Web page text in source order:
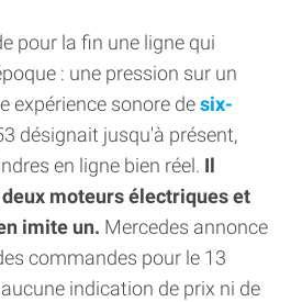
pour la fin une ligne qui
: une pression sur un
expérience sonore desix-
désignait jusqu'à présent,
en ligne bien réel. Il
moteurs électriques et
imite un. Mercedes annonce
commandes pour le 13
indication de prix ni de